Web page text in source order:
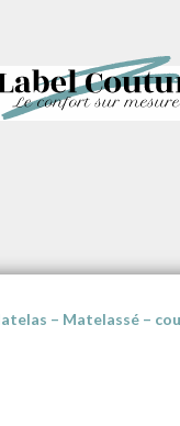
– Matelassé –